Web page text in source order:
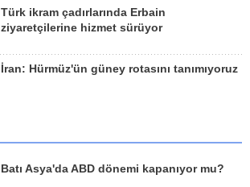
Türk ikram çadırlarında Erbain
ziyaretçilerine hizmet sürüyor
İran: Hürmüz'ün güney rotasını tanımıyoruz
Batı Asya'da ABD dönemi kapanıyor mu?